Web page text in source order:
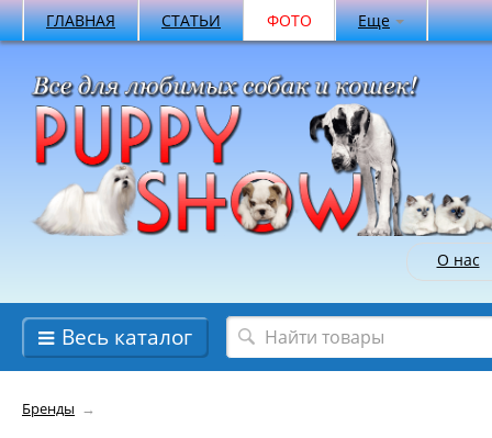
ГЛАВНАЯ СТАТЬИ ФОТО Еще
О нас
Весь каталог
Бренды →